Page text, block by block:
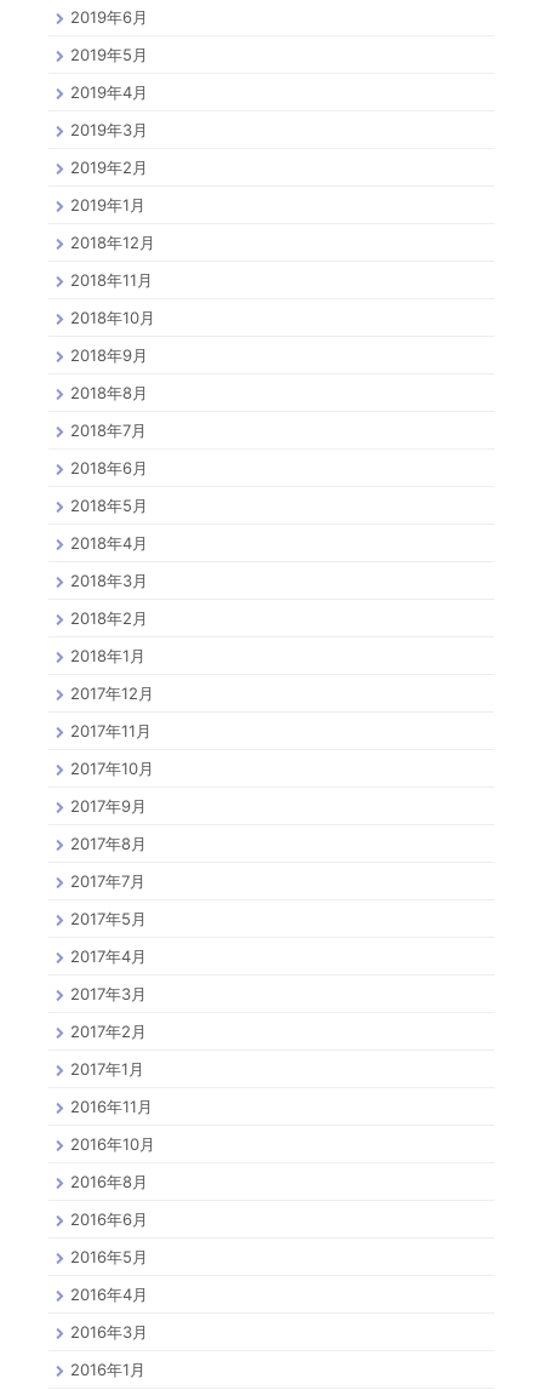
2019年6月
2019年5月
2019年4月
2019年3月
2019年2月
2019年1月
2018年12月
2018年11月
2018年10月
2018年9月
2018年8月
2018年7月
2018年6月
2018年5月
2018年4月
2018年3月
2018年2月
2018年1月
2017年12月
2017年11月
2017年10月
2017年9月
2017年8月
2017年7月
2017年5月
2017年4月
2017年3月
2017年2月
2017年1月
2016年11月
2016年10月
2016年8月
2016年6月
2016年5月
2016年4月
2016年3月
2016年1月